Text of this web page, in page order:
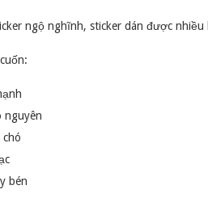
ngộ nghĩnh, sticker dán được nhiều
chó
bén